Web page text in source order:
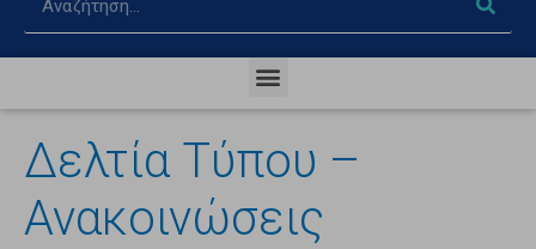
Δελτία Τύπου –
Ανακοινώσεις